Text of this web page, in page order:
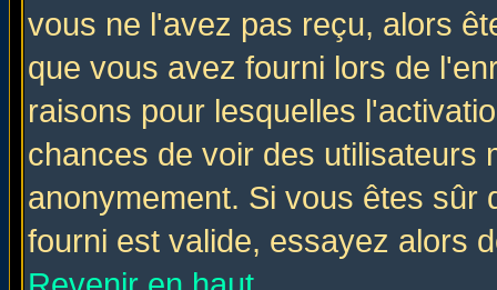
vous ne l'avez pas reçu, alors
que vous avez fourni lors de
raisons pour lesquelles
chances de voir des utilisateurs
anonymement. Si vous êtes sûr
fourni est valide, essayez alors